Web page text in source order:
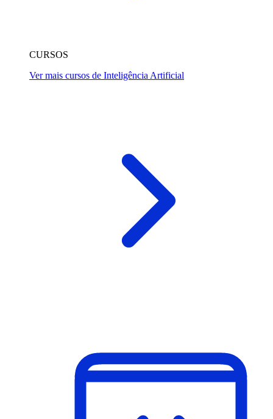
CURSOS
Ver mais cursos de Inteligência Artificial